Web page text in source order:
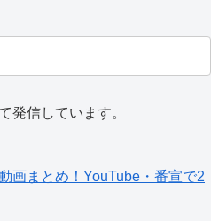
発信しています。
画まとめ！YouTube・番宣で2